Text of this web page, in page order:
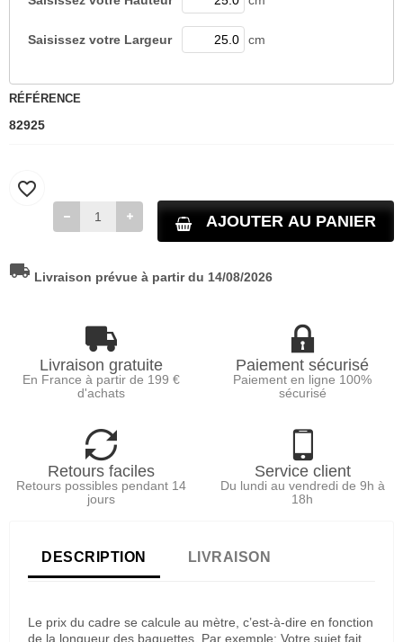
Saisissez votre Largeur cm
RÉFÉRENCE
82925
AJOUTER AU PANIER
favorite_border
local_shipping Livraison prévue à partir du 14/08/2026
Livraison gratuite
En France à partir de 199 €
d'achats
Paiement sécurisé
Paiement en ligne 100%
sécurisé
Retours faciles
Retours possibles pendant 14
jours
Service client
Du lundi au vendredi de 9h à
18h
DESCRIPTION LIVRAISON
Le prix du cadre se calcule au mètre, c’est-à-dire en fonction
de la longueur des baguettes. Par exemple: Votre sujet fait